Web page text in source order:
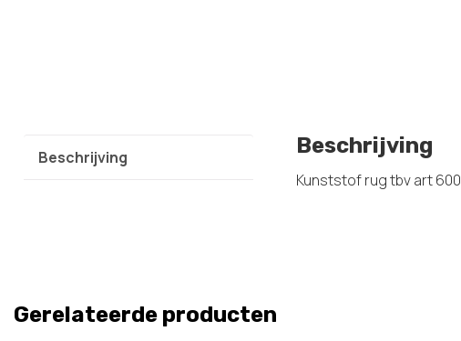
Beschrijving Beschrijving
Kunststof rug tbv art 600
Gerelateerde producten